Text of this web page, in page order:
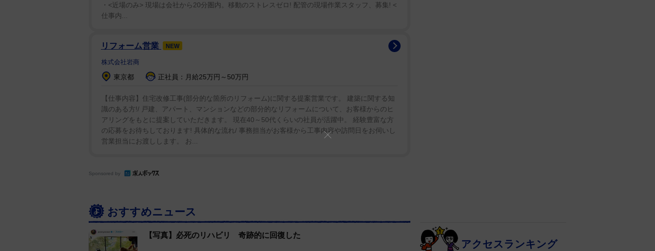
・<近場のみ> 現場は会社から20分圏内。移動のストレスゼロ! 配管の現場作業スタッフ、募集! <
仕事内...
リフォーム営業 NEW
株式会社岩商
東京都 正社員：月給25万円～50万円
【仕事内容】住宅改修工事(部分的な箇所のリフォーム)に関する提案営業です。 建築に関する知
識のある方!/ 戸建、アパート、マンションなどの部分的なリフォームについて、お客様からのヒ
アリングをもとに提案していただきます。 現在40～50代くらいの社員が活躍中。 経験豊富な方
の応募をお待ちしております! 具体的な流れ/ 事務担当がお客様から工事内容や訪問日をお伺いし
営業担当にお渡しします。 お...
Sponsored by
おすすめニュース
【写真】必死のリハビリ 奇跡的に回復した
アクセスランキング